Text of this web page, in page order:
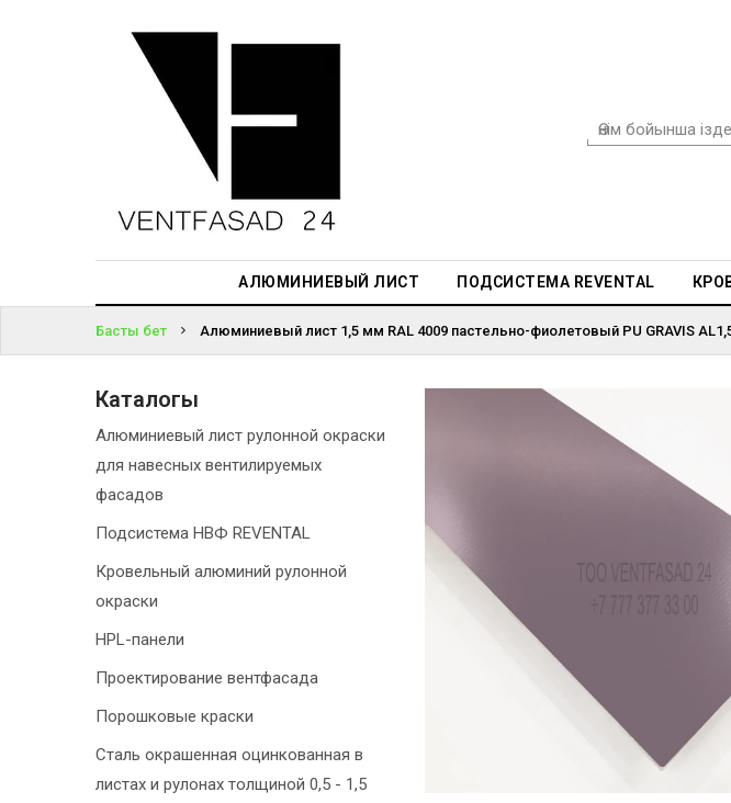
АЛЮМИНИЕВЫЙ ЛИСТ ПОДСИСТЕМА REVENTAL
АЛЮМИНИЕВЫЙ
ПРОЕКТИРОВАНИЕ
КІРІҢІЗ
ПАРОЛЬДІ
БА?
Басты бет Алюминиевый лист 1,5 мм RAL 4009 пастельно-фиолетовый PU GRAVIS
Каталогы
Алюминиевый лист рулонной окраски
для навесных вентилируемых
фасадов
Подсистема НВФ REVENTAL
Кровельный алюминий рулонной
окраски
HPL-панели
Проектирование вентфасада
Порошковые краски
Сталь окрашенная оцинкованная в
листах и рулонах толщиной 0,5 - 1,5